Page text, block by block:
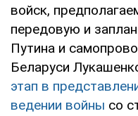
войск,
передовую и
Путина и
Беларуси
этап в
ведении войны со